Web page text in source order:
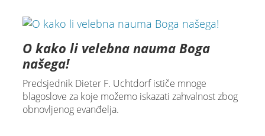
O kako li velebna nauma Boga
našega!
Predsjednik Dieter F. Uchtdorf ističe mnoge
blagoslove za koje možemo iskazati zahvalnost zbog
obnovljenog evanđelja.